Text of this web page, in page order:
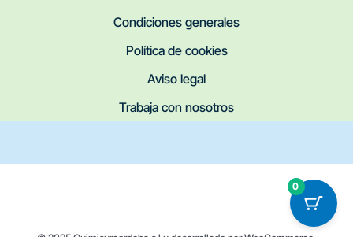
Condiciones generales
Política de cookies
Aviso legal
Trabaja con nosotros
0